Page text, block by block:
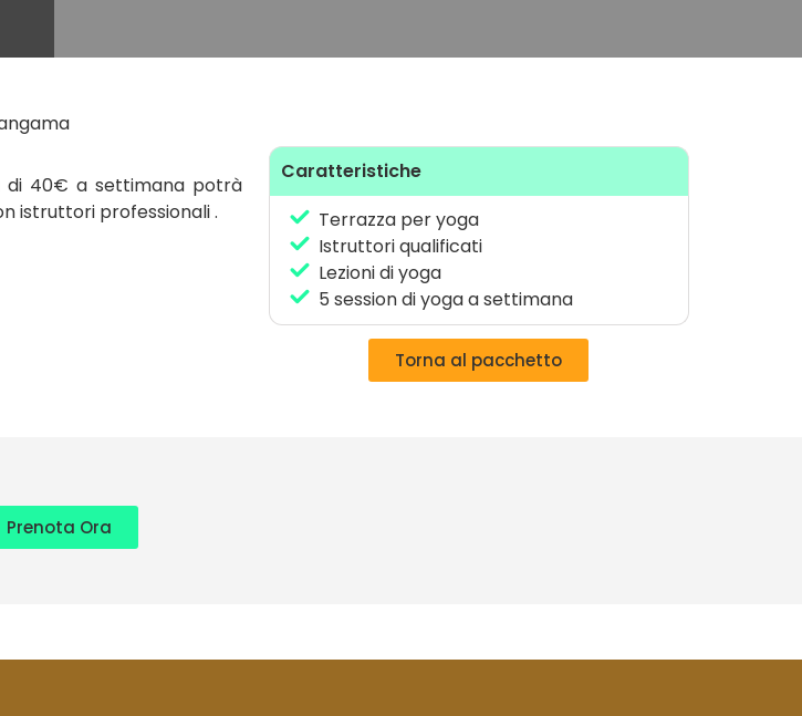
di 40€ a settimana potrà
istruttori professionali .
Caratteristiche
Terrazza per yoga
Istruttori qualificati
Lezioni di yoga
5 session di yoga a settimana
Torna al pacchetto
Prenota Ora